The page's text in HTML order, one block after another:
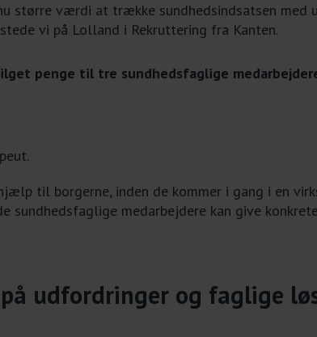
større værdi at trække sundhedsindsatsen
vi på Lolland i Rekruttering fra Kanten.
penge til tre sundhedsfaglige
til borgerne, inden de kommer i gang i en
sundhedsfaglige medarbejdere kan give
på udfordringer og faglige